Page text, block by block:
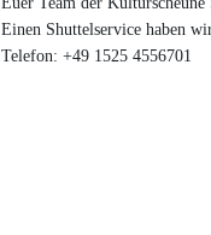
Einen Shuttelservice haben
Telefon: +49 1525 4556701